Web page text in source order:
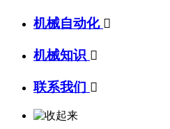
机械自动化 
机械知识 
联系我们 